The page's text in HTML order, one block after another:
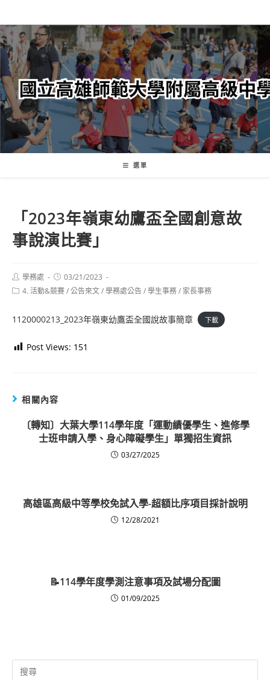
轉
至
主
內
容
選單
「2023年嶺東幼鷹盃全國創意故
事說演比賽」
Post
author:
學務處
Post
published:
03/21/2023
Post4. 活動&競賽/公告來文/學務處公告/學生事務/ 家長事務
1120000213_2023年嶺東幼鷹盃全國說故事簡章 下載
Post Views: 151
相關內容
〔轉知〕大葉大學114學年度「運動績優學生、進修學
士班申請入學、身心障礙學生」單獨招生資訊
03/27/2025
高雄區高級中等學校免試入學-超額比序項目採計說明
12/28/2021
📝114學年度學測注意事項及試場分配圖
01/09/2025
Search